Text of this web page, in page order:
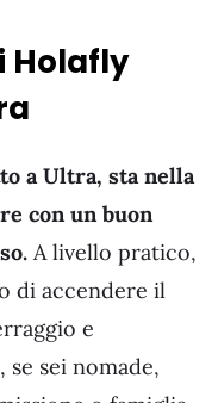
Holafly
a Ultra, sta nella
con un buon
A livello pratico,
di accendere il
e
, se sei nomade,